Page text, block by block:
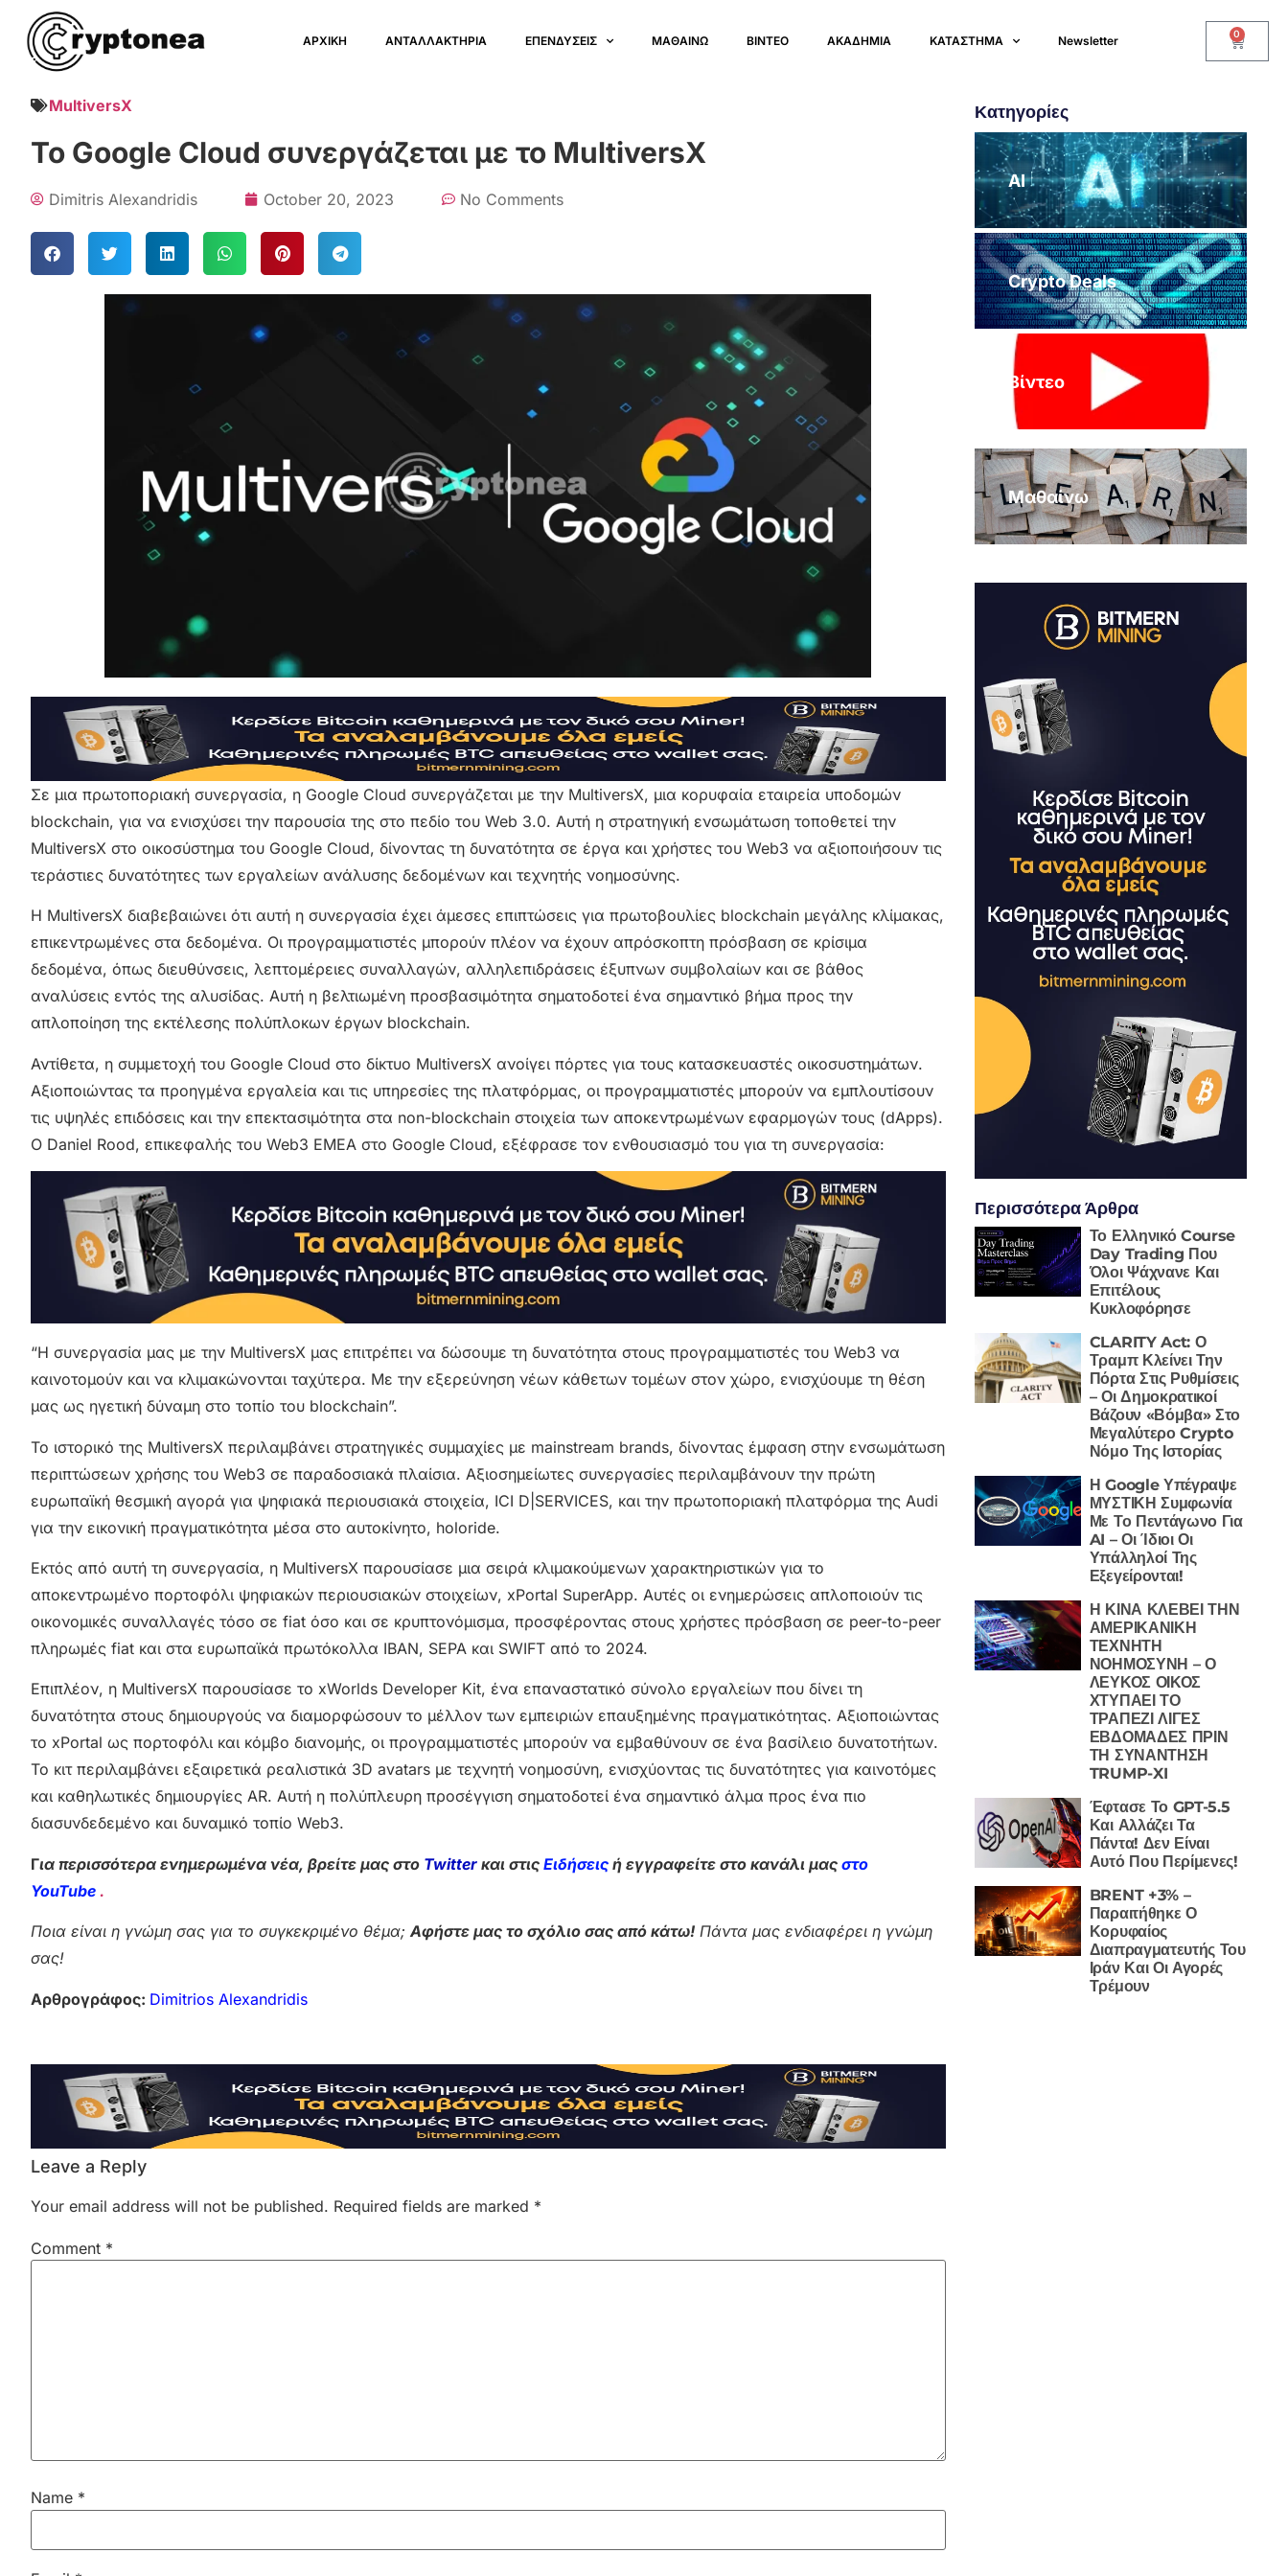
ΑΡΧΙΚΗ ΑΝΤΑΛΛΑΚΤΗΡΙΑ ΕΠΕΝΔΥΣΕΙΣ ΜΑΘΑΙΝΩ ΒΙΝΤΕΟ ΑΚΑΔΗΜΙΑ ΚΑΤΑΣΤΗΜΑ Newsletter 0
MultiversX
Το Google Cloud συνεργάζεται με το MultiversX
Dimitris Alexandridis October 20, 2023 No Comments
Σε μια πρωτοποριακή συνεργασία, η Google Cloud συνεργάζεται με την MultiversX, μια κορυφαία εταιρεία υποδομών
blockchain, για να ενισχύσει την παρουσία της στο πεδίο του Web 3.0. Αυτή η στρατηγική ενσωμάτωση τοποθετεί την
MultiversX στο οικοσύστημα του Google Cloud, δίνοντας τη δυνατότητα σε έργα και χρήστες του Web3 να αξιοποιήσουν τις
τεράστιες δυνατότητες των εργαλείων ανάλυσης δεδομένων και τεχνητής νοημοσύνης.
Η MultiversX διαβεβαιώνει ότι αυτή η συνεργασία έχει άμεσες επιπτώσεις για πρωτοβουλίες blockchain μεγάλης κλίμακας,
επικεντρωμένες στα δεδομένα. Οι προγραμματιστές μπορούν πλέον να έχουν απρόσκοπτη πρόσβαση σε κρίσιμα
δεδομένα, όπως διευθύνσεις, λεπτομέρειες συναλλαγών, αλληλεπιδράσεις έξυπνων συμβολαίων και σε βάθος
αναλύσεις εντός της αλυσίδας. Αυτή η βελτιωμένη προσβασιμότητα σηματοδοτεί ένα σημαντικό βήμα προς την
απλοποίηση της εκτέλεσης πολύπλοκων έργων blockchain.
Αντίθετα, η συμμετοχή του Google Cloud στο δίκτυο MultiversX ανοίγει πόρτες για τους κατασκευαστές οικοσυστημάτων.
Αξιοποιώντας τα προηγμένα εργαλεία και τις υπηρεσίες της πλατφόρμας, οι προγραμματιστές μπορούν να εμπλουτίσουν
τις υψηλές επιδόσεις και την επεκτασιμότητα στα non-blockchain στοιχεία των αποκεντρωμένων εφαρμογών τους (dApps).
Ο Daniel Rood, επικεφαλής του Web3 EMEA στο Google Cloud, εξέφρασε τον ενθουσιασμό του για τη συνεργασία:
“Η συνεργασία μας με την MultiversX μας επιτρέπει να δώσουμε τη δυνατότητα στους προγραμματιστές του Web3 να
καινοτομούν και να κλιμακώνονται ταχύτερα. Με την εξερεύνηση νέων κάθετων τομέων στον χώρο, ενισχύουμε τη θέση
μας ως ηγετική δύναμη στο τοπίο του blockchain”.
Το ιστορικό της MultiversX περιλαμβάνει στρατηγικές συμμαχίες με mainstream brands, δίνοντας έμφαση στην ενσωμάτωση
περιπτώσεων χρήσης του Web3 σε παραδοσιακά πλαίσια. Αξιοσημείωτες συνεργασίες περιλαμβάνουν την πρώτη
ευρωπαϊκή θεσμική αγορά για ψηφιακά περιουσιακά στοιχεία, ICI D|SERVICES, και την πρωτοποριακή πλατφόρμα της Audi
για την εικονική πραγματικότητα μέσα στο αυτοκίνητο, holoride.
Εκτός από αυτή τη συνεργασία, η MultiversX παρουσίασε μια σειρά κλιμακούμενων χαρακτηριστικών για το
αποκεντρωμένο πορτοφόλι ψηφιακών περιουσιακών στοιχείων, xPortal SuperApp. Αυτές οι ενημερώσεις απλοποιούν τις
οικονομικές συναλλαγές τόσο σε fiat όσο και σε κρυπτονόμισμα, προσφέροντας στους χρήστες πρόσβαση σε peer-to-peer
πληρωμές fiat και στα ευρωπαϊκά πρωτόκολλα IBAN, SEPA και SWIFT από το 2024.
Επιπλέον, η MultiversX παρουσίασε το xWorlds Developer Kit, ένα επαναστατικό σύνολο εργαλείων που δίνει τη
δυνατότητα στους δημιουργούς να διαμορφώσουν το μέλλον των εμπειριών επαυξημένης πραγματικότητας. Αξιοποιώντας
το xPortal ως πορτοφόλι και κόμβο διανομής, οι προγραμματιστές μπορούν να εμβαθύνουν σε ένα βασίλειο δυνατοτήτων.
Το κιτ περιλαμβάνει εξαιρετικά ρεαλιστικά 3D avatars με τεχνητή νοημοσύνη, ενισχύοντας τις δυνατότητες για καινοτόμες
και καθηλωτικές δημιουργίες AR. Αυτή η πολύπλευρη προσέγγιση σηματοδοτεί ένα σημαντικό άλμα προς ένα πιο
διασυνδεδεμένο και δυναμικό τοπίο Web3.
Για περισσότερα ενημερωμένα νέα, βρείτε μας στο Twitter και στις Ειδήσεις ή εγγραφείτε στο κανάλι μας στο
YouTube .
Ποια είναι η γνώμη σας για το συγκεκριμένο θέμα;Αφήστε μας το σχόλιο σας από κάτω! Πάντα μας ενδιαφέρει η γνώμη
σας!
Αρθρογράφος: Dimitrios Alexandridis
Leave a Reply
Your email address will not be published. Required fields are marked *
Comment *
Name *
Κατηγορίες
AI
Crypto Deals
Βίντεο
Μαθαίνω
Περισσότερα Άρθρα
Το Ελληνικό Course
Day Trading Που
Όλοι Ψάχνανε Και
Επιτέλους
Κυκλοφόρησε
CLARITY Act: Ο
Τραμπ Κλείνει Την
Πόρτα Στις Ρυθμίσεις
– Οι Δημοκρατικοί
Βάζουν «Βόμβα» Στο
Μεγαλύτερο Crypto
Νόμο Της Ιστορίας
Η Google Υπέγραψε
ΜΥΣΤΙΚΗ Συμφωνία
Με Το Πεντάγωνο Για
AI – Οι Ίδιοι Οι
Υπάλληλοί Της
Εξεγείρονται!
Η ΚΙΝΑ ΚΛΕΒΕΙ ΤΗΝ
ΑΜΕΡΙΚΑΝΙΚΗ
ΤΕΧΝΗΤΗ
ΝΟΗΜΟΣΥΝΗ – Ο
ΛΕΥΚΟΣ ΟΙΚΟΣ
ΧΤΥΠΑΕΙ ΤΟ
ΤΡΑΠΕΖΙ ΛΙΓΕΣ
ΕΒΔΟΜΑΔΕΣ ΠΡΙΝ
ΤΗ ΣΥΝΑΝΤΗΣΗ
TRUMP-XI
Έφτασε Το GPT-5.5
Και Αλλάζει Τα
Πάντα! Δεν Είναι
Αυτό Που Περίμενες!
BRENT +3% –
Παραιτήθηκε Ο
Κορυφαίος
Διαπραγματευτής Του
Ιράν Και Οι Αγορές
Τρέμουν